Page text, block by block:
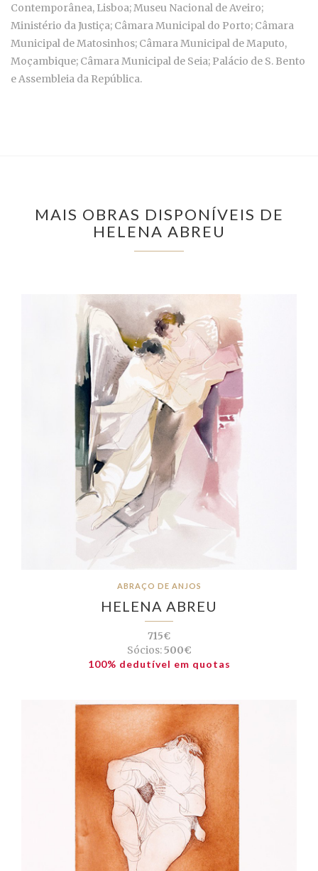
Contemporânea, Lisboa; Museu Nacional de Aveiro;
Ministério da Justiça; Câmara Municipal do Porto; Câmara
Municipal de Matosinhos; Câmara Municipal de Maputo,
Moçambique; Câmara Municipal de Seia; Palácio de S. Bento
e Assembleia da República.
MAIS OBRAS DISPONÍVEIS DE
HELENA ABREU
ABRAÇO DE ANJOS
HELENA ABREU
715€
Sócios:500€
100% dedutível em quotas